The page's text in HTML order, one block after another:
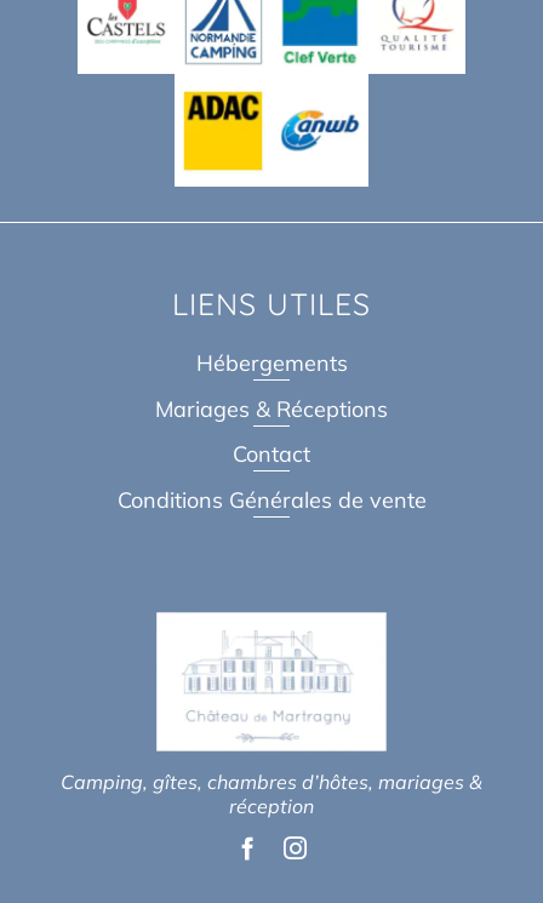
LIENS UTILES
Hébergements
Mariages & Réceptions
Contact
Conditions Générales de vente
Camping, gîtes, chambres d’hôtes, mariages &
réception